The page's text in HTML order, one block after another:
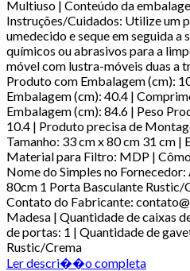
Multiuso | Conteúdo da
Instruções/Cuidados: Utilize um
umedecido e seque em seguida
químicos ou abrasivos para a
móvel com lustra-móveis duas a
Produto com Embalagem (cm):
Embalagem (cm): 40.4 |
Embalagem (cm): 84.6 | Peso
10.4 | Produto precisa de
Tamanho: 33 cm x 80 cm 31 cm |
Material para Filtro: MDP |
Nome do Simples no
80cm 1 Porta Basculante Rustic/
Contato do Fabricante:
Madesa | Quantidade de caixas
de portas: 1 | Quantidade de
Rustic/Crema
Ler descri��o completa